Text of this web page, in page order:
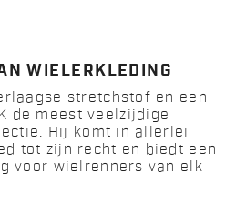
WIELERKLEDING
stretchstof en een
de meest veelzijdige
Hij komt in allerlei
tot zijn recht en biedt een
voor wielrenners van elk